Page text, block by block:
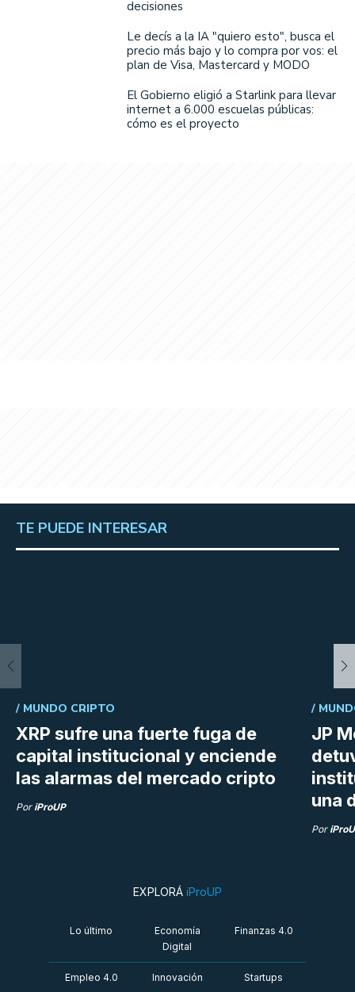
decisiones
Le decís a la IA "quiero esto", busca el
precio más bajo y lo compra por vos: el
plan de Visa, Mastercard y MODO
El Gobierno eligió a Starlink para llevar
internet a 6.000 escuelas públicas:
cómo es el proyecto
TE PUEDE INTERESAR
XRP sufre una fuerte fuga de
capital institucional y enciende
las alarmas del mercado cripto
/ MUNDO CRIPTO
PoriProUP
JP
una
/
Por
EXPLORÁ iProUP
Lo último
Economía
Digital
Finanzas 4.0
Empleo 4.0 Innovación Startups